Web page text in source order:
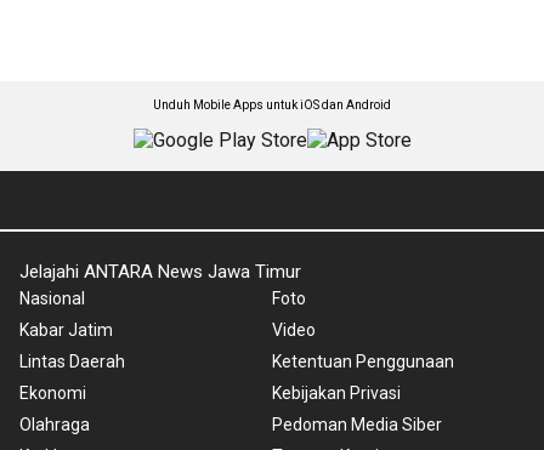
Unduh Mobile Apps untuk iOS dan Android
Jelajahi ANTARA News Jawa Timur
Nasional
Kabar Jatim
Lintas Daerah
Ekonomi
Olahraga
Foto
Video
Ketentuan Penggunaan
Kebijakan Privasi
Pedoman Media Siber